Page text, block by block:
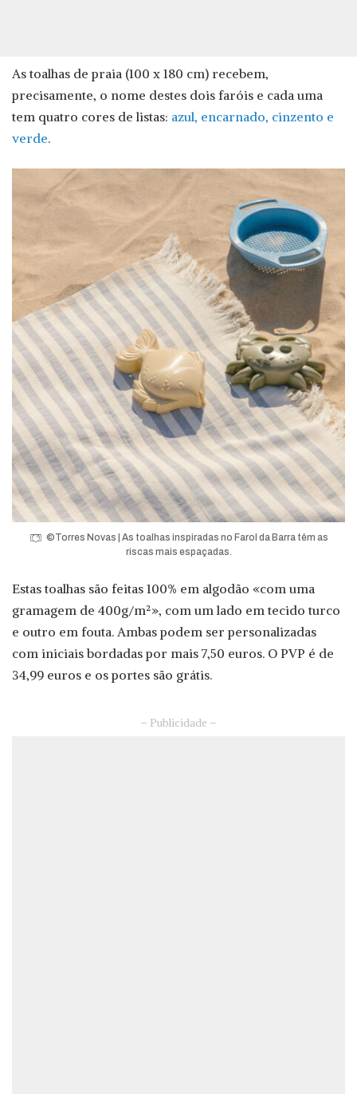
As toalhas de praia (100 x 180 cm) recebem,
precisamente, o nome destes dois faróis e cada uma
tem quatro cores de listas: azul, encarnado, cinzento e
verde.
©Torres Novas | As toalhas inspiradas no Farol da Barra têm as
riscas mais espaçadas.
Estas toalhas são feitas 100% em algodão «com uma
gramagem de 400g/m²», com um lado em tecido turco
e outro em fouta. Ambas podem ser personalizadas
com iniciais bordadas por mais 7,50 euros. O PVP é de
34,99 euros e os portes são grátis.
– Publicidade –